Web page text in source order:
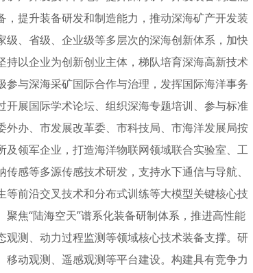
提升装备研发和制造能力，推动深海矿产开发装
、省级、企业级等多层次的深海创新体系，加快
以企业为创新创业主体，梯队培育深海高新技术
与深海采矿国际合作与治理，发挥国际海洋事务
展国际学术论坛、组织深海专题培训、参与标准
办、市发展改革委、市科技局、市海洋发展局按
领军企业，打造海洋物联网领域联合实验室、工
感等多源传感技术研发，支持水下通信与导航、
前沿交叉技术和分布式训练等大模型关键核心技
焦“陆海空天”谱系化装备研制体系，推进高性能
测、动力过程监测等领域核心技术装备支撑。研
动观测、遥感观测等平台建设。构建具有竞争力